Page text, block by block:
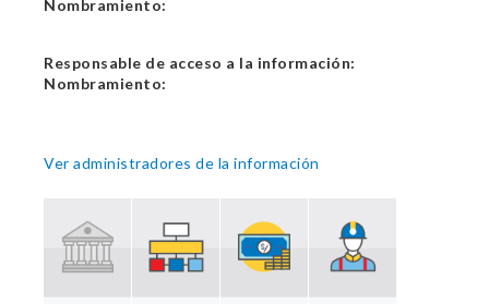
Nombramiento:
Responsable de acceso a la información:
Nombramiento:
Ver administradores de la información